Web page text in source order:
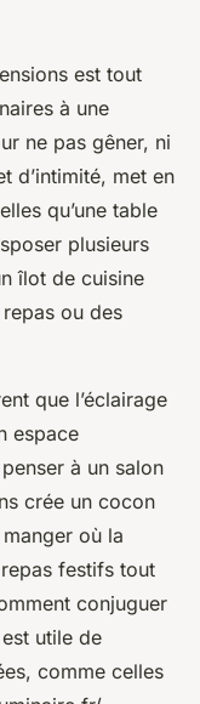
est tout
à une
ne pas gêner, ni
d’intimité, met en
qu’une table
plusieurs
îlot de cuisine
ou des
que l’éclairage
espace
à un salon
crée un cocon
où la
festifs tout
conjuguer
utile de
comme celles